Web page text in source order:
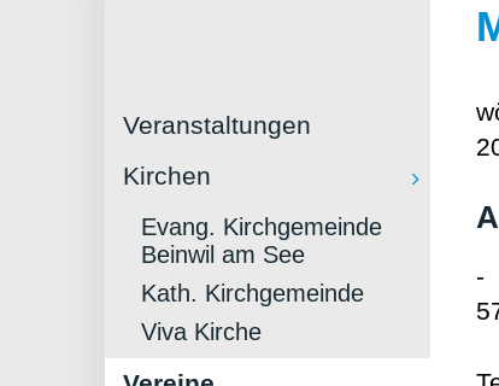
Veranstaltungen
Kirchen
Evang. Kirchgemeinde
Beinwil am See
Kath. Kirchgemeinde
Viva Kirche
-